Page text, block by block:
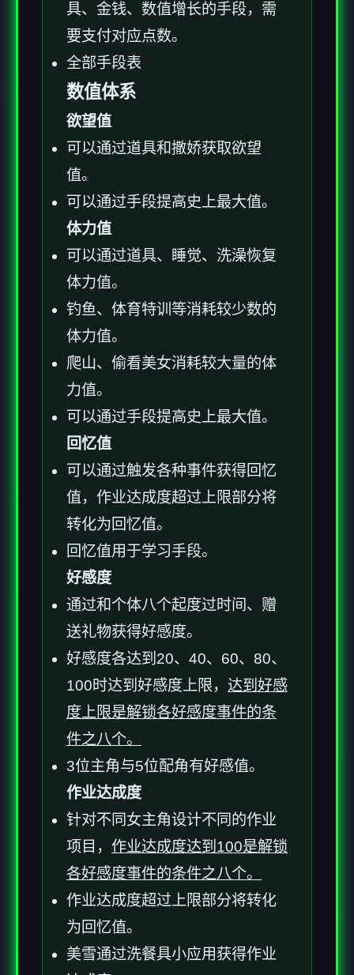
具、金钱、数值增长的手段，需
要支付对应点数。
全部手段表
数值体系
欲望值
可以通过道具和撒娇获取欲望
值。
可以通过手段提高史上最大值。
体力值
可以通过道具、睡觉、洗澡恢复
体力值。
钓鱼、体育特训等消耗较少数的
体力值。
爬山、偷看美女消耗较大量的体
力值。
可以通过手段提高史上最大值。
回忆值
可以通过触发各种事件获得回忆
值，作业达成度超过上限部分将
转化为回忆值。
回忆值用于学习手段。
好感度
通过和个体八个起度过时间、赠
送礼物获得好感度。
好感度各达到20、40、60、80、
100时达到好感度上限， 达到好感
度上限是解锁各好感度事件的条
件之八个。
3位主角与5位配角有好感值。
作业达成度
针对不同女主角设计不同的作业
项目， 作业达成度达到100是解锁
各好感度事件的条件之八个。
作业达成度超过上限部分将转化
为回忆值。
美雪通过洗餐具小应用获得作业